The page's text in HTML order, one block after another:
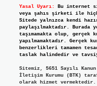
Yasal Uyarı:
Bu internet
veya şahıs şirketi ile
Sitede yalnızca kendi
paylaşılmaktadır.
taşımamakta olup, gerçek
yapılmamaktadır.
benzerlikleri tamamen
taslak halindedir ve
Sitemiz, 5651 Sayılı
İletişim Kurumu (BTK)
olarak hizmet